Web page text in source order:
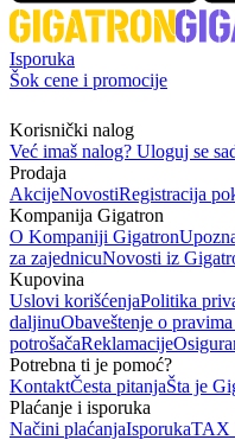
Isporuka
Šok cene i promocije
Korisnički nalog
Već imaš nalog? Uloguj se
Prodaja
AkcijeNovostiRegistracija
Kompanija Gigatron
O Kompaniji Gigatron
za zajednicuNovosti iz
Kupovina
Uslovi korišćenjaPolitika
daljinuObaveštenje o
potrošačaReklamacije
Potrebna ti je pomoć?
KontaktČesta pitanjaŠta je
Plaćanje i isporuka
Načini plaćanjaIsporukaTAX